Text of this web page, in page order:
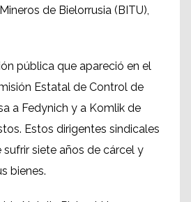
de Bielorrusia (BITU),
pública que apareció en el
Estatal de Control de
a Fedynich y a Komlik ​​de
Estos dirigentes sindicales
sufrir siete años de cárcel y
bienes.